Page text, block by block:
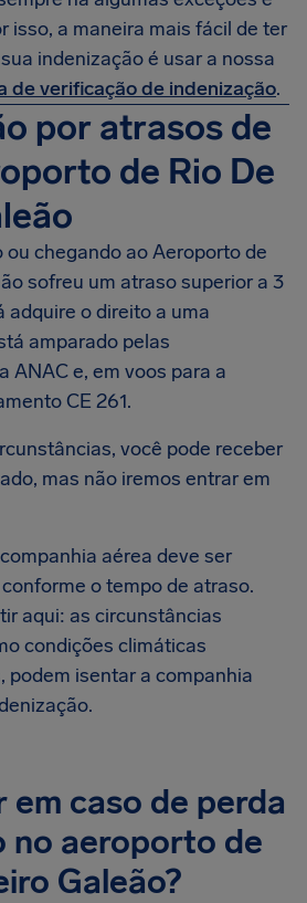
isso, a maneira mais fácil de ter
indenização é usar a nossa
verificação de indenização.
por atrasos de
de Rio De
ou chegando ao Aeroporto de
sofreu um atraso superior a 3
adquire o direito a uma
amparado pelas
ANAC e, em voos para a
CE 261.
você pode receber
mas não iremos entrar em
aérea deve ser
o tempo de atraso.
aqui: as circunstâncias
condições climáticas
podem isentar a companhia
em caso de perda
no aeroporto de
Galeão?